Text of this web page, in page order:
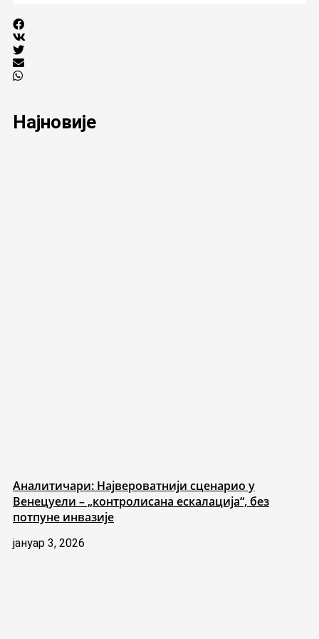
Најновије
Аналитичари: Највероватнији сценарио у
Венецуели – „контролисана ескалација“, без
потпуне инвазије
јануар 3, 2026